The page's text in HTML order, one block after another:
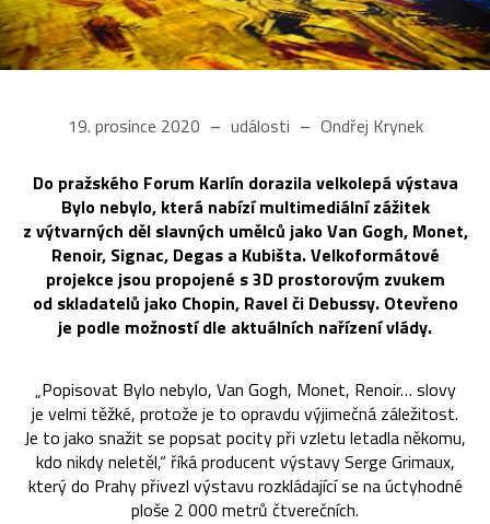
19. prosince 2020 události Ondřej Krynek
Do pražského Forum Karlín dorazila velkolepá výstava
Bylo nebylo, která nabízí multimediální zážitek
z výtvarných děl slavných umělců jako Van Gogh, Monet,
Renoir, Signac, Degas a Kubišta. Velkoformátové
projekce jsou propojené s 3D prostorovým zvukem
od skladatelů jako Chopin, Ravel či Debussy. Otevřeno
je podle možností dle aktuálních nařízení vlády.
„Popisovat Bylo nebylo, Van Gogh, Monet, Renoir… slovy
je velmi těžké, protože je to opravdu výjimečná záležitost.
Je to jako snažit se popsat pocity při vzletu letadla někomu,
kdo nikdy neletěl,“ říká producent výstavy Serge Grimaux,
který do Prahy přivezl výstavu rozkládající se na úctyhodné
ploše 2 000 metrů čtverečních.